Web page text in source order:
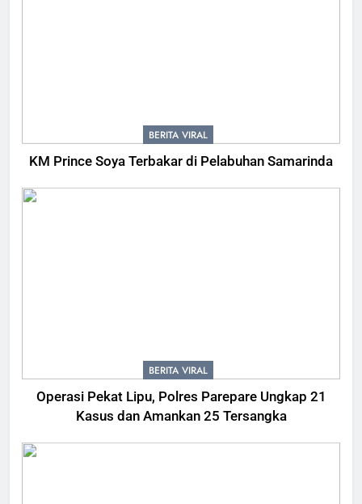
BERITA VIRAL
KM Prince Soya Terbakar di Pelabuhan Samarinda
BERITA VIRAL
Operasi Pekat Lipu, Polres Parepare Ungkap 21
Kasus dan Amankan 25 Tersangka